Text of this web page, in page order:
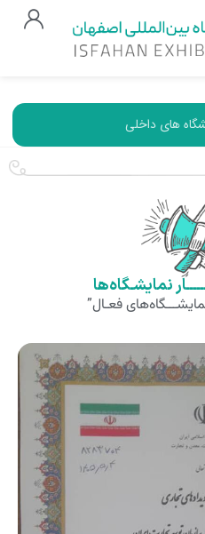
های داخلی
نمایشـگاه‌ها
فعـال”